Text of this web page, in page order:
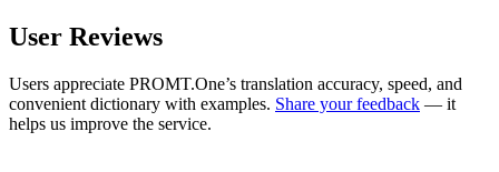
User Reviews
Users appreciate PROMT.One’s translation accuracy, speed, and
convenient dictionary with examples. Share your feedback — it
helps us improve the service.